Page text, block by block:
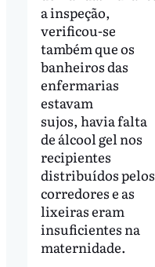
a inspeção,
verificou-se
também que os
banheiros das
enfermarias
estavam
sujos, havia falta
de álcool gel nos
recipientes
distribuídos pelos
corredores e as
lixeiras eram
insuficientes na
maternidade.